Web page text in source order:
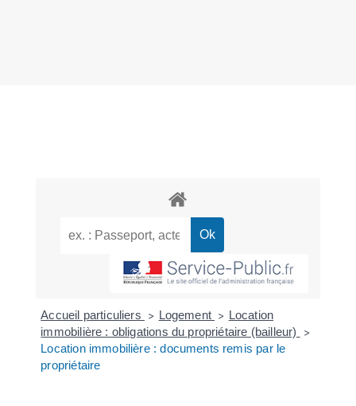
Accueil particuliers > Logement > Location
immobilière : obligations du propriétaire (bailleur)
>
Location immobilière : documents remis par le
propriétaire